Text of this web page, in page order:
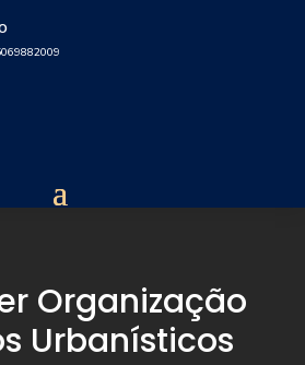
Organização
Urbanísticos